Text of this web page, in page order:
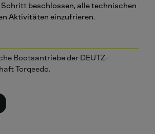
beschlossen, alle technischen
Aktivitäten einzufrieren.
Bootsantriebe der DEUTZ-
Torqeedo.